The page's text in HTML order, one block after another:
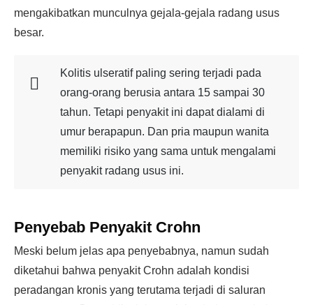
mengakibatkan munculnya gejala-gejala radang usus
besar.
Kolitis ulseratif paling sering terjadi pada
orang-orang berusia antara 15 sampai 30
tahun. Tetapi penyakit ini dapat dialami di
umur berapapun. Dan pria maupun wanita
memiliki risiko yang sama untuk mengalami
penyakit radang usus ini.
Penyebab Penyakit Crohn
Meski belum jelas apa penyebabnya, namun sudah
diketahui bahwa penyakit Crohn adalah kondisi
peradangan kronis yang terutama terjadi di saluran